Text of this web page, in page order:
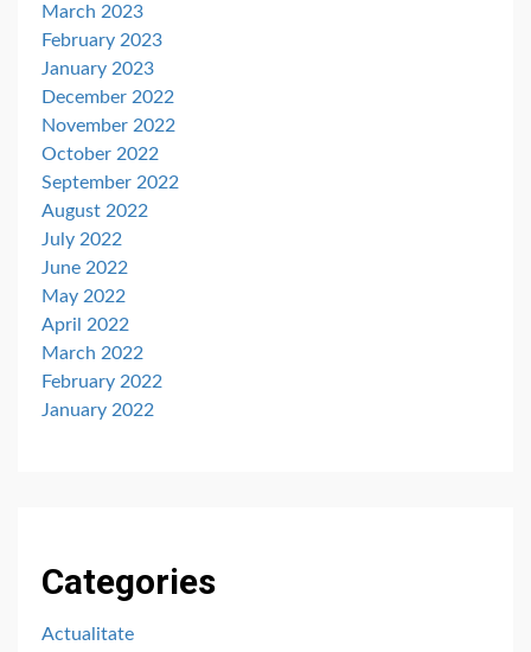
March 2023
February 2023
January 2023
December 2022
November 2022
October 2022
September 2022
August 2022
July 2022
June 2022
May 2022
April 2022
March 2022
February 2022
January 2022
Categories
Actualitate